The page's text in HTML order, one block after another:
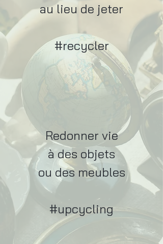
au lieu de jeter
#recycler
Redonner vie
à des objets
ou des meubles
#upcycling